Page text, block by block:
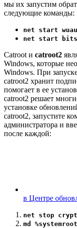
мы их запустим
следующие команды:
net start
net start bits
Catroot и catroot2
Windows, которые
Windows. При
catroot2 хранит
помогает в ее
catroot2 решает
установке
catroot2, запустите
администратора и
после каждой:
в Центре
net stop
md